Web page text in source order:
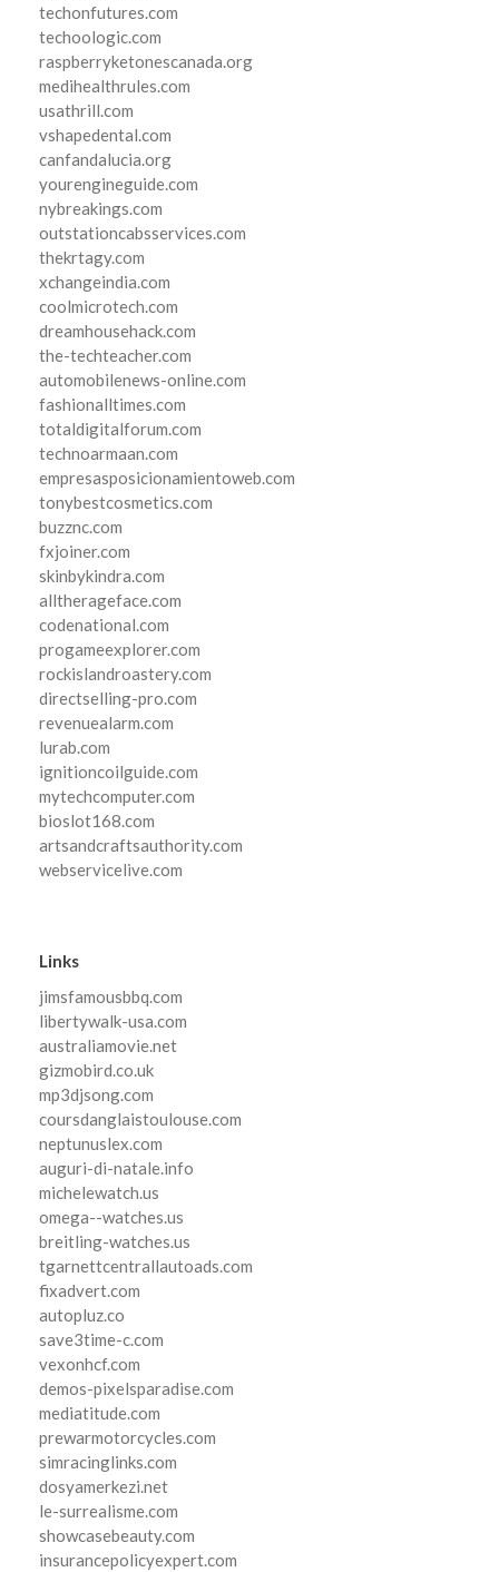
techonfutures.com
techoologic.com
raspberryketonescanada.org
medihealthrules.com
usathrill.com
vshapedental.com
canfandalucia.org
yourengineguide.com
nybreakings.com
outstationcabsservices.com
thekrtagy.com
xchangeindia.com
coolmicrotech.com
dreamhousehack.com
the-techteacher.com
automobilenews-online.com
fashionalltimes.com
totaldigitalforum.com
technoarmaan.com
empresasposicionamientoweb.com
tonybestcosmetics.com
buzznc.com
fxjoiner.com
skinbykindra.com
alltherageface.com
codenational.com
progameexplorer.com
rockislandroastery.com
directselling-pro.com
revenuealarm.com
lurab.com
ignitioncoilguide.com
mytechcomputer.com
bioslot168.com
artsandcraftsauthority.com
webservicelive.com
Links
jimsfamousbbq.com
libertywalk-usa.com
australiamovie.net
gizmobird.co.uk
mp3djsong.com
coursdanglaistoulouse.com
neptunuslex.com
auguri-di-natale.info
michelewatch.us
omega--watches.us
breitling-watches.us
tgarnettcentrallautoads.com
fixadvert.com
autopluz.co
save3time-c.com
vexonhcf.com
demos-pixelsparadise.com
mediatitude.com
prewarmotorcycles.com
simracinglinks.com
dosyamerkezi.net
le-surrealisme.com
showcasebeauty.com
insurancepolicyexpert.com